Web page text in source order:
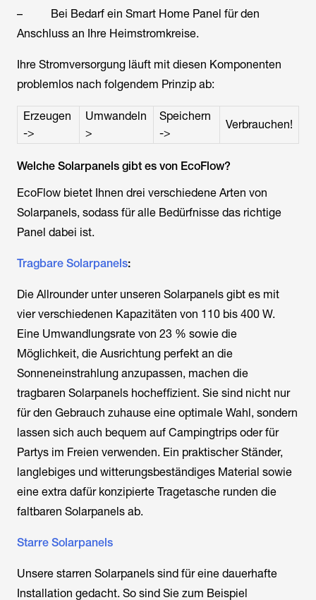
– Bei Bedarf ein Smart Home Panel für den
Anschluss an Ihre Heimstromkreise.
Ihre Stromversorgung läuft mit diesen Komponenten
problemlos nach folgendem Prinzip ab:
Erzeugen
->
Umwandeln
>
Speichern
->
Verbrauchen!
Welche Solarpanels gibt es von EcoFlow?
EcoFlow bietet Ihnen drei verschiedene Arten von
Solarpanels, sodass für alle Bedürfnisse das richtige
Panel dabei ist.
Tragbare Solarpanels:
Die Allrounder unter unseren Solarpanels gibt es mit
vier verschiedenen Kapazitäten von 110 bis 400 W.
Eine Umwandlungsrate von 23 % sowie die
Möglichkeit, die Ausrichtung perfekt an die
Sonneneinstrahlung anzupassen, machen die
tragbaren Solarpanels hocheffizient. Sie sind nicht nur
für den Gebrauch zuhause eine optimale Wahl, sondern
lassen sich auch bequem auf Campingtrips oder für
Partys im Freien verwenden. Ein praktischer Ständer,
langlebiges und witterungsbeständiges Material sowie
eine extra dafür konzipierte Tragetasche runden die
faltbaren Solarpanels ab.
Starre Solarpanels
Unsere starren Solarpanels sind für eine dauerhafte
Installation gedacht. So sind Sie zum Beispiel